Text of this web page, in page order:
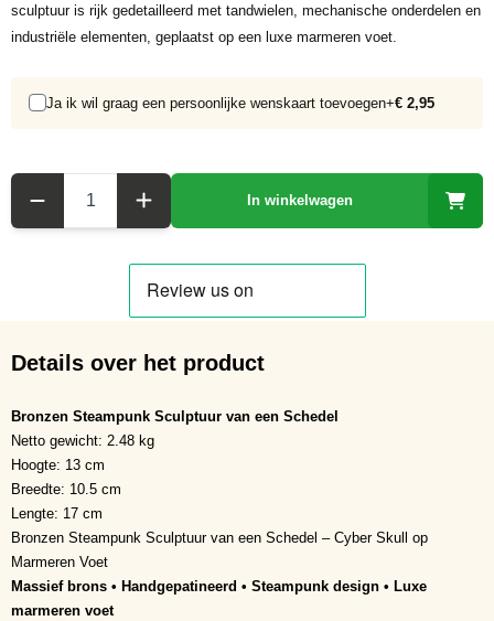
sculptuur is rijk gedetailleerd met tandwielen, mechanische onderdelen en
industriële elementen, geplaatst op een luxe marmeren voet.
Ja ik wil graag een persoonlijke wenskaart toevoegen+€ 2,95
In winkelwagen
Details over het product
Bronzen Steampunk Sculptuur van een Schedel
Netto gewicht: 2.48 kg
Hoogte: 13 cm
Breedte: 10.5 cm
Lengte: 17 cm
Bronzen Steampunk Sculptuur van een Schedel – Cyber Skull op
Marmeren Voet
Massief brons • Handgepatineerd • Steampunk design • Luxe
marmeren voet